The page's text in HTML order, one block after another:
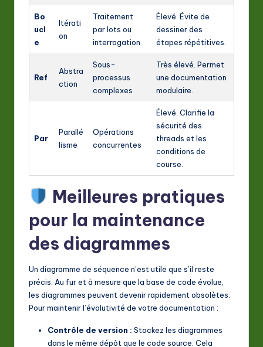
Bo
ucl
e
Itérati
on
Traitement
par lots ou
interrogation
Élevé. Évite de
dessiner des
étapes répétitives.
Ref
Abstra
ction
Sous-
processus
complexes
Très élevé. Permet
une documentation
modulaire.
Par
Parallé
lisme
Opérations
concurrentes
Élevé. Clarifie la
sécurité des
threads et les
conditions de
course.
Meilleures pratiques
pour la maintenance
des diagrammes
Un diagramme de séquence n’est utile que s’il reste
précis. Au fur et à mesure que la base de code évolue,
les diagrammes peuvent devenir rapidement obsolètes.
Pour maintenir l’évolutivité de votre documentation :
Contrôle de version : Stockez les diagrammes
dans le même dépôt que le code source. Cela